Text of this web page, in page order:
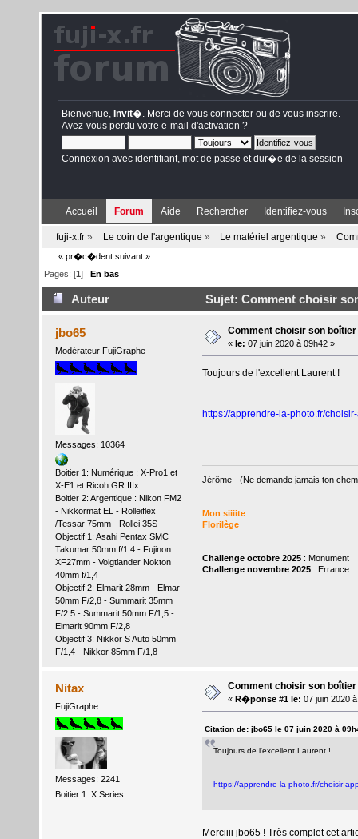
Bienvenue, Invit� . Merci de vous connecter ou de vous inscrire
Avez-vous perdu votre e-mail d'activation ?
Connexion avec identifiant, mot de passe et dur�e de la session
Accueil Forum Aide Rechercher Identifiez-vous
fuji-x.fr » Le coin de l'argentique » Le matériel argentique »
« pr�c�dent suivant »
Pages: [1] En bas
Auteur Sujet: Comment choisir
jbo65
Modérateur FujiGraphe
Messages: 10364
Boitier 1: Numérique : X-Pro1 et
X-E1 et Ricoh GR IIIx
Boitier 2: Argentique : Nikon FM2
- Nikkormat EL - Rolleiflex
/Tessar 75mm - Rollei 35S
Objectif 1: Asahi Pentax SMC
Takumar 50mm f/1.4 - Fujinon
XF27mm - Voigtlander Nokton
40mm f/1,4
Objectif 2: Elmarit 28mm - Elmar
50mm F/2,8 - Summarit 35mm
F/2.5 - Summarit 50mm F/1,5 -
Elmarit 90mm F/2,8
Objectif 3: Nikkor S Auto 50mm
F/1,4 - Nikkor 85mm F/1,8
Comment choisir son
« le: 07 juin 2020 à 09h42 »
Toujours de l'excellent Laurent !
https://apprendre-la-photo.fr/
Jérôme - (Ne demande jamais ton
Mon siiiite
Florilège
Challenge octobre 2025: Monument
Challenge novembre 2025: Errance
Nitax
FujiGraphe
Messages: 2241
Boitier 1: X Series
Comment choisir son
« R�ponse #1 le: 07 juin 2020
Citation de: jbo65 le 07 juin 2020 à
Toujours de l'excellent Laurent !
https://apprendre-la-photo.fr/choisir-
Merciiii jbo65 ! Très complet cet